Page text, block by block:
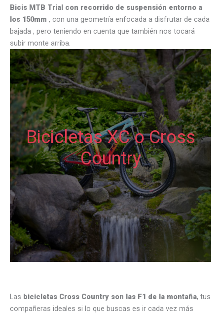
Bicis MTB Trial con recorrido de suspensión entorno a
los 150mm , con una geometría enfocada a disfrutar de cada
bajada , pero teniendo en cuenta que también nos tocará
subir monte arriba.
Bicicletas XC o Cross
Country
Las bicicletas Cross Country son las F1 de la montaña, tus
compañeras ideales si lo que buscas es ir cada vez más